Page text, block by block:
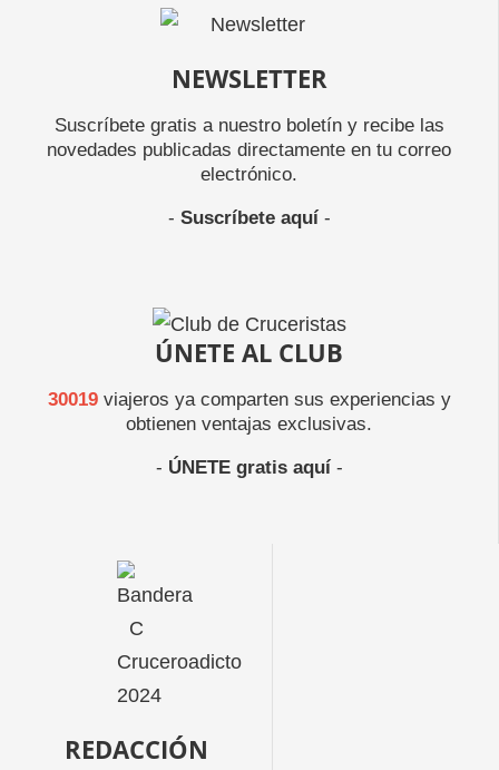
NEWSLETTER
Suscríbete gratis a nuestro boletín y recibe las
novedades publicadas directamente en tu correo
electrónico.
- Suscríbete aquí-
ÚNETE AL CLUB
30019viajeros ya comparten sus experiencias y
obtienen ventajas exclusivas.
- ÚNETE gratis aquí-
REDACCIÓN